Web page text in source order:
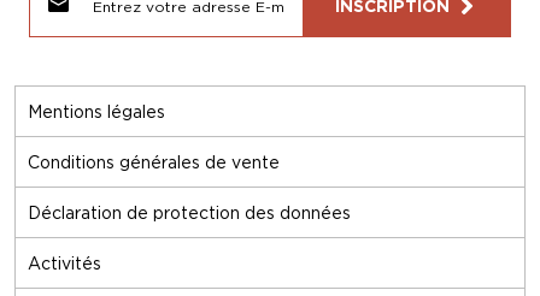
Mentions légales
Conditions générales de vente
Déclaration de protection des données
Activités
INSCRIPTION